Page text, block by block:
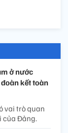
ở nước
kết toàn
vai trò quan
của Đảng.